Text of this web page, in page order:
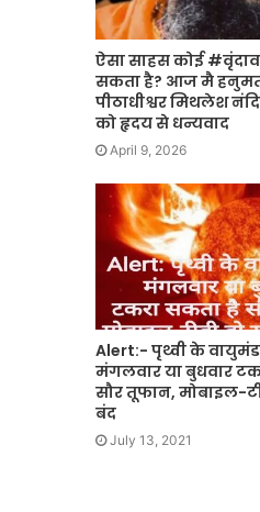
ऐसा साहस कोई
सकता है? आज मै
पीठाधीश्वर मिथलेश
को हृदय से धन्यवाद
April 9, 2026
Alert:- पृथ्वी के
मंगलवार या बुधवार
सौर तूफान, मोबाइल-
बंद
July 13, 2021